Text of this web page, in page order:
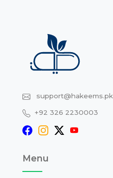
support@hakeems.pk
+92 326 2230003
Menu